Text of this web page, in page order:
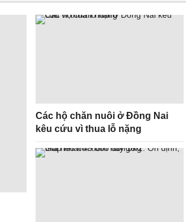
Các hộ chăn nuôi ở Đồng Nai
kêu cứu vì thua lỗ nặng